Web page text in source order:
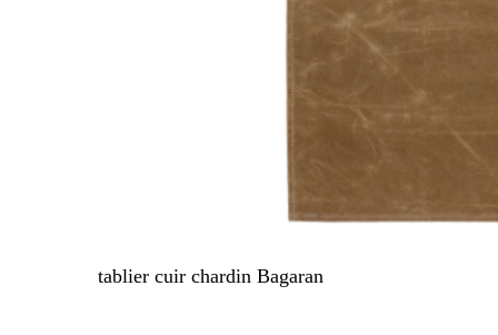
tablier cuir chardin Bagaran